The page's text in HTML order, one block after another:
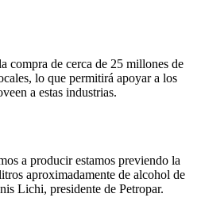
compra de cerca de 25 millones de
lo que permitirá apoyar a los
a estas industrias.
a producir estamos previendo la
aproximadamente de alcohol de
Lichi, presidente de Petropar.